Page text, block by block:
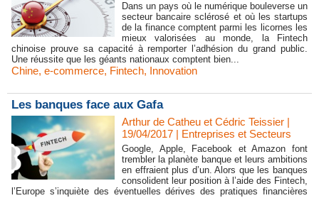
Dans un pays où le numérique bouleverse un
secteur bancaire sclérosé et où les startups
de la finance comptent parmi les licornes les
mieux valorisées au monde, la Fintech
chinoise prouve sa capacité à remporter l’adhésion du grand public.
Une réussite que les géants nationaux comptent bien...
Chine, e-commerce, Fintech, Innovation
Les banques face aux Gafa
Arthur de Catheu et Cédric Teissier |
19/04/2017 | Entreprises et Secteurs
Google, Apple, Facebook et Amazon font
trembler la planète banque et leurs ambitions
en effraient plus d’un. Alors que les banques
consolident leur position à l’aide des Fintech,
l’Europe s’inquiète des éventuelles dérives des pratiques financières